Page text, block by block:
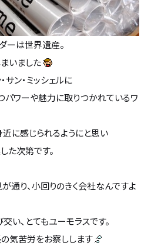
ーは世界遺産。
いました
サン・ミッシェルに
パワーや魅力に取りつかれているワ
に感じられるようにと思い
た次第です。
通り、小回りのきく会社なんですよ
、とてもユーモラスです。
気苦労をお察しします